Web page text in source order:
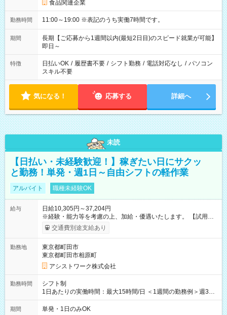
食品関連企業
勤務時間 11:00～19:00 ※表記のうち実働7時間です。
期間
長期【ご応募から1週間以内(最短2日目)のスピード就業が可能】
即日～
特徴 日払いOK / 履歴書不要 / シフト勤務 / 電話対応なし / パソコン
スキル不要
気になる！ 応募する 詳細へ
未読
【日払い・未経験歓迎！】稼ぎたい日にサクッ
と勤務！単発・週1日～自由シフトの軽作業
アルバイト 職種未経験OK
給与
日給10,305円～37,204円
※経験・能力等を考慮の上、加給・優遇いたします。 【試用期
間】試用期間なし
交通費別途支給あり
勤務地
東京都町田市
東京都町田市相原町
アシストワーク株式会社
勤務時間
シフト制
1日あたりの実働時間：最大15時間/日 ＜1週間の勤務例＞週3回
勤務 勤務：月・水・金 休み：火・木・土・日 好きな時にお仕事
可能です！ ※1日あたりの最大実働時間は日勤、夜勤共に勤務し
期間 単発・1日のみOK